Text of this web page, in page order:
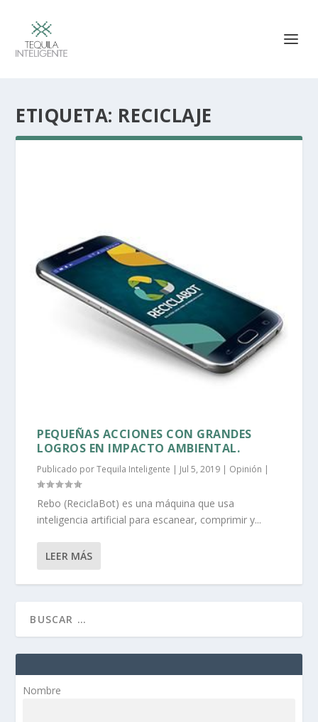
ETIQUETA: RECICLAJE
PEQUEÑAS ACCIONES CON GRANDES
LOGROS EN IMPACTO AMBIENTAL.
Publicado porTequila Inteligente | Jul 5, 2019 | Opinión |
Rebo (ReciclaBot) es una máquina que usa
inteligencia artificial para escanear, comprimir y...
LEER MÁS
Nombre